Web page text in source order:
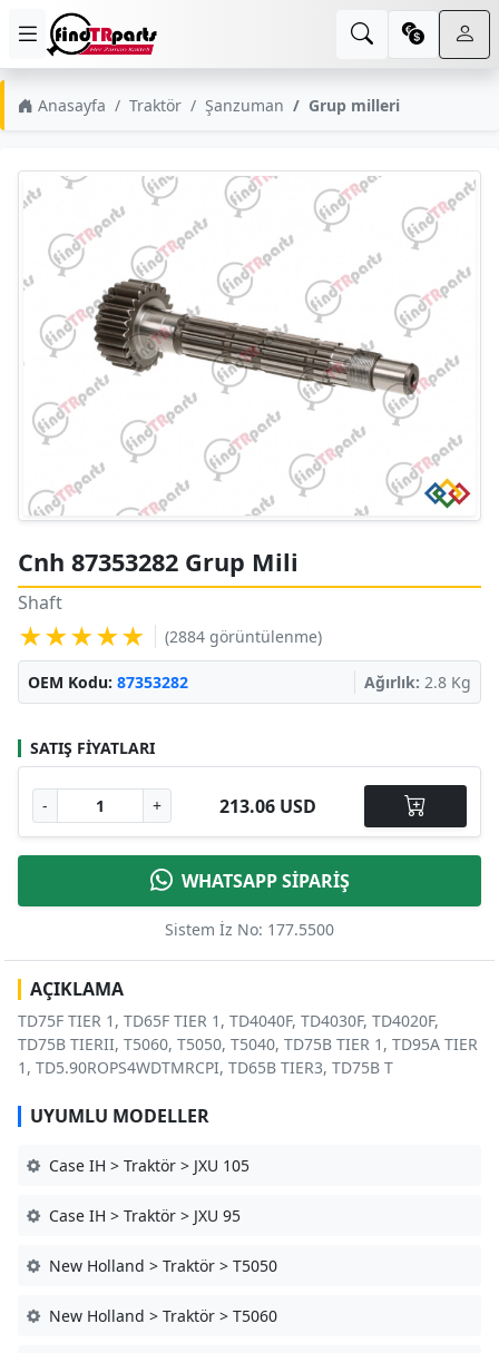
Anasayfa Traktör Şanzuman Grup milleri
Cnh 87353282 Grup Mili
Shaft
★★★★★ (2884 görüntülenme)
OEM Kodu: 87353282 Ağırlık: 2.8 Kg
SATIŞ FIYATLARI
- + 213.06 USD
WHATSAPP SİPARİŞ
Sistem İz No: 177.5500
AÇIKLAMA
TD75F TIER 1, TD65F TIER 1, TD4040F, TD4030F, TD4020F,
TD75B TIERII, T5060, T5050, T5040, TD75B TIER 1, TD95A TIER
1, TD5.90ROPS4WDTMRCPI, TD65B TIER3, TD75B T
UYUMLU MODELLER
Case IH > Traktör > JXU 105
Case IH > Traktör > JXU 95
New Holland > Traktör > T5050
New Holland > Traktör > T5060